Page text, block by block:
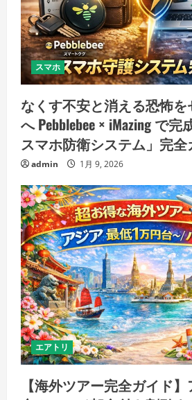
スマホ
なくす不安と消える恐怖
へ Pebblebee × iMazing で
スマホ防衛システム」完全
admin 1月 9, 2026
エアトリ
【海外ツアー完全ガイド